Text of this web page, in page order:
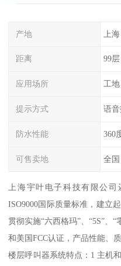
产地 上海
距离 99层
应用场所 工地
提示方式 语
防水性能 360
可售卖地 全国
上海宇叶电子科技有限公司
ISO9000国际质量标准，建立
贯彻实施“六西格玛”、“5S”、
和美国FCC认证，产品性能、
楼层呼叫器系统特点：1 主机